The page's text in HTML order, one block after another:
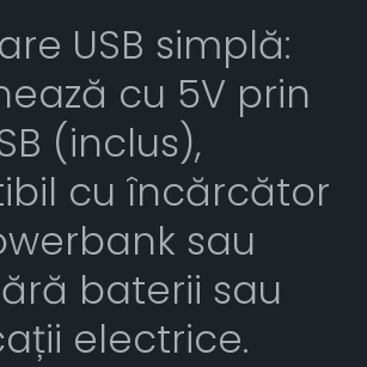
USB simplă:
cu 5V prin
(inclus),
cu încărcător
sau
baterii sau
electrice.